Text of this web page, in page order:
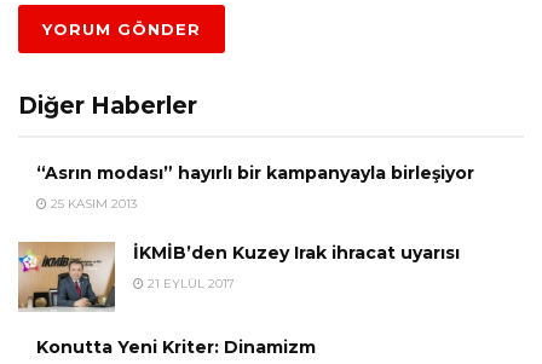
Diğer Haberler
“Asrın modası” hayırlı bir kampanyayla birleşiyor
25 KASIM 2013
İKMİB’den Kuzey Irak ihracat uyarısı
21 EYLÜL 2017
Konutta Yeni Kriter: Dinamizm